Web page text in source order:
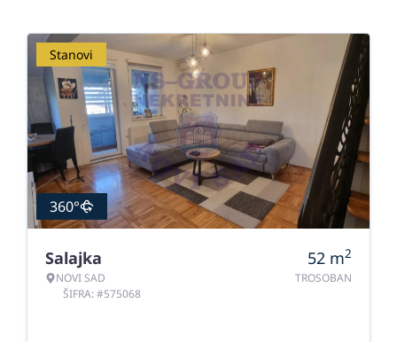
Stanovi
360°
Salajka
NOVI SAD
ŠIFRA: #575068
52 m2
TROSOBAN